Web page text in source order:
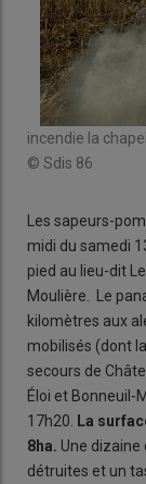
incendie la
© Sdis 86
Les sapeurs-
midi du samedi
pied au lieu-dit
Moulière. Le
kilomètres aux
mobilisés (dont
secours de
Éloi et Bonneuil-
17h20. La
8ha. Une
détruites et un